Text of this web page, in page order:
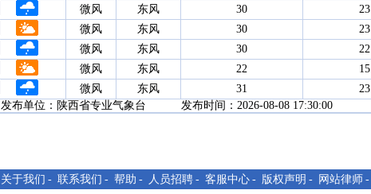
微风 东风 30
23
微风 东风 30
23
微风 东风 30
22
微风 东风 22
15
微风 东风 31
23
发布单位：陕西省专业气象台 发布时间：2026-08-08 17:30:00
关于我们 - 联系我们 - 帮助 - 人员招聘 - 客服中心 - 版权声明 - 网站律师 -